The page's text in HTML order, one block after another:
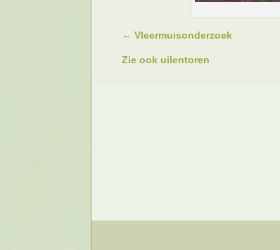
← Vleermuisonderzoek
Zie ook uilentoren